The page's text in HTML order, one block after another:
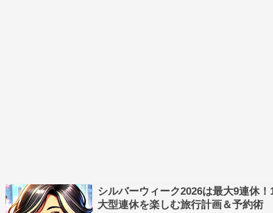
シルバーウィーク2026は最大9連休
大型連休を楽しむ旅行計画＆予約術